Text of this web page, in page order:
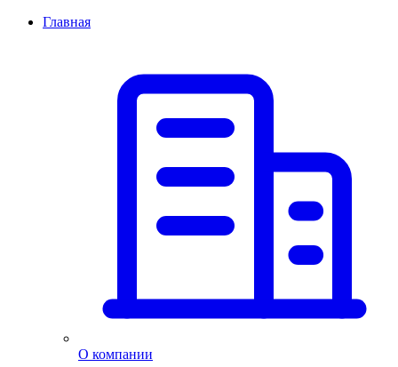
Главная
О компании